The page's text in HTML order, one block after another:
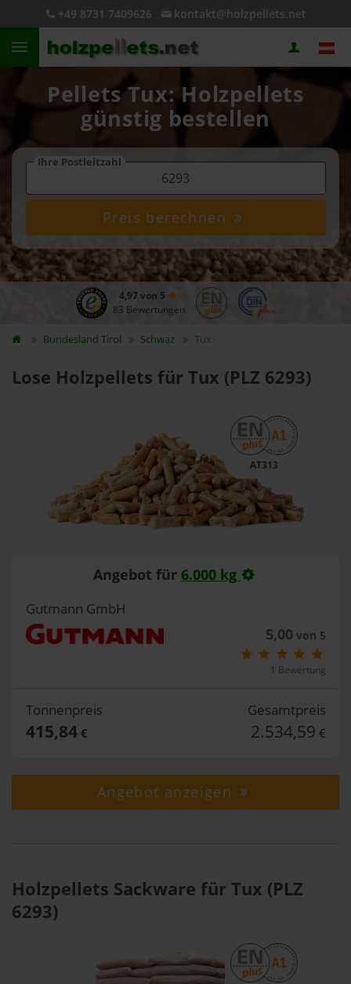
+49 8731 7409626 kontakt@holzpellets.net
Pellets Tux: Holzpellets
günstig bestellen
Ihre Postleitzahl
Preis berechnen
4,97 von 5
83 Bewertungen
Bundesland Tirol Schwaz Tux
Lose Holzpellets für Tux (PLZ 6293)
AT313
Angebot für 6.000 kg
Gutmann GmbH
5,00 von 5
1 Bewertung
Tonnenpreis
415,84€
Gesamtpreis
2.534,59 €
Angebot anzeigen
Holzpellets Sackware für Tux (PLZ
6293)